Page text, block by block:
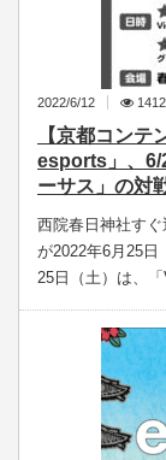
2022/6/12 1412
【京都コン
esports」、6/
ーサス」の対
西院春日神社すぐ
が2022年6月25日
25日（土）は、